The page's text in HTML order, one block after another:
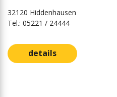
32120 Hiddenhausen
Tel.: 05221 / 24444
details